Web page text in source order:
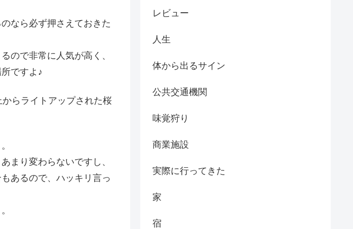
なら必ず押さえておきた
ので非常に人気が高く、
ですよ♪
らライトアップされた桜
まり変わらないですし、
あるので、ハッキリ言っ
レビュー
人生
体から出るサイン
公共交通機関
味覚狩り
商業施設
実際に行ってきた
家
宿